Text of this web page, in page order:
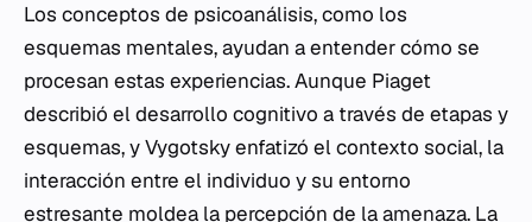
Los conceptos de psicoanálisis, como los
esquemas mentales, ayudan a entender cómo se
procesan estas experiencias. Aunque Piaget
describió el desarrollo cognitivo a través de etapas y
esquemas, y Vygotsky enfatizó el contexto social, la
interacción entre el individuo y su entorno
estresante moldea la percepción de la amenaza. La